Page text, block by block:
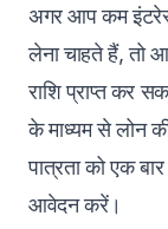
अगर आप कम
लेना चाहते हैं, तो
राशि प्राप्त कर
के माध्यम से लोन
पात्रता को एक
आवेदन करें।